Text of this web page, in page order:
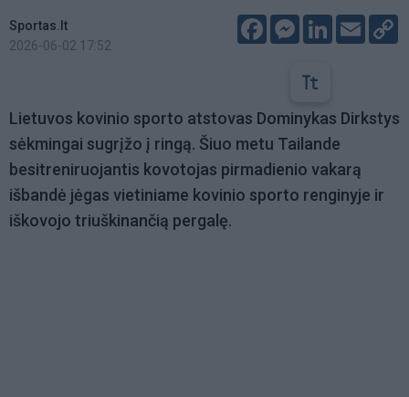
Sportas.lt
2026-06-02 17:52
FacebookMessenger
LinkedIn
Email
Lietuvos kovinio sporto atstovas Dominykas Dirkstys
sėkmingai sugrįžo į ringą. Šiuo metu Tailande
besitreniruojantis kovotojas pirmadienio vakarą
išbandė jėgas vietiniame kovinio sporto renginyje ir
iškovojo triuškinančią pergalę.